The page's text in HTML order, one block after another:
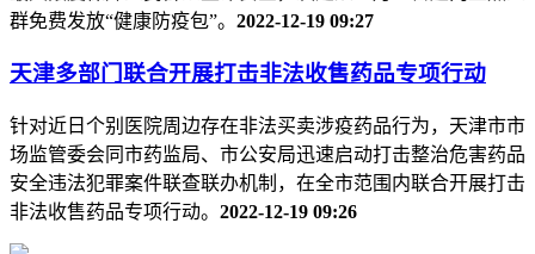
群免费发放“健康防疫包”。 2022-12-19 09:27
天津多部门联合开展打击非法收售药品专项行动
针对近日个别医院周边存在非法买卖涉疫药品行为，天津市市
场监管委会同市药监局、市公安局迅速启动打击整治危害药品
安全违法犯罪案件联查联办机制，在全市范围内联合开展打击
非法收售药品专项行动。 2022-12-19 09:26